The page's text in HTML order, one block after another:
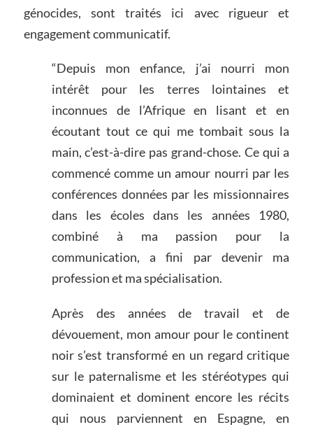
génocides, sont traités ici avec rigueur et
engagement communicatif.
“Depuis mon enfance, j’ai nourri mon
intérêt pour les terres lointaines et
inconnues de l’Afrique en lisant et en
écoutant tout ce qui me tombait sous la
main, c’est-à-dire pas grand-chose. Ce qui a
commencé comme un amour nourri par les
conférences données par les missionnaires
dans les écoles dans les années 1980,
combiné à ma passion pour la
communication, a fini par devenir ma
profession et ma spécialisation.
Après des années de travail et de
dévouement, mon amour pour le continent
noir s’est transformé en un regard critique
sur le paternalisme et les stéréotypes qui
dominaient et dominent encore les récits
qui nous parviennent en Espagne, en